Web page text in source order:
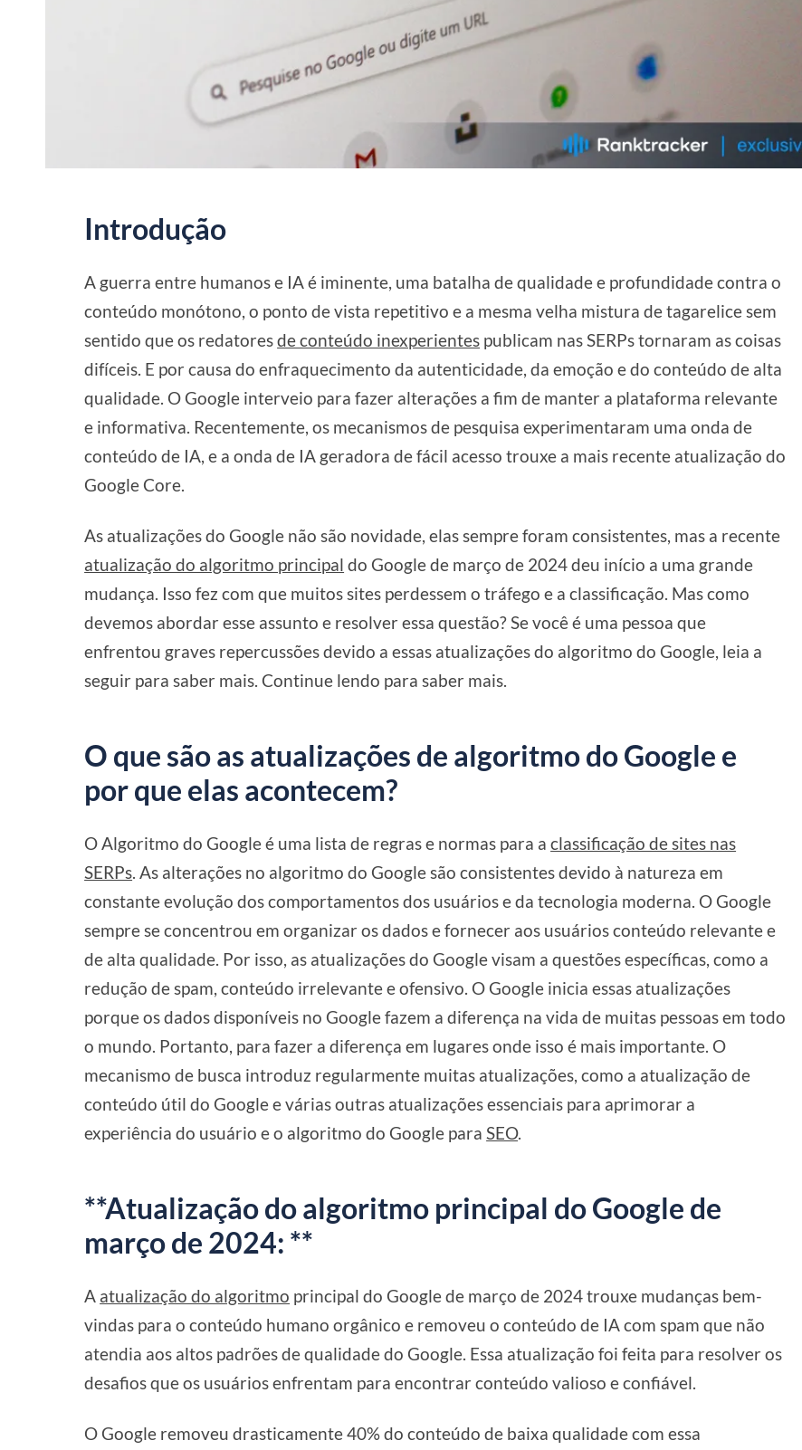
Introdução
A guerra entre humanos e IA é iminente, uma batalha de qualidade e profundidade contra o
conteúdo monótono, o ponto de vista repetitivo e a mesma velha mistura de tagarelice sem
sentido que os redatoresde conteúdo inexperientes publicam nas SERPs tornaram as coisas
difíceis. E por causa do enfraquecimento da autenticidade, da emoção e do conteúdo de alta
qualidade. O Google interveio para fazer alterações a fim de manter a plataforma relevante
e informativa. Recentemente, os mecanismos de pesquisa experimentaram uma onda de
conteúdo de IA, e a onda de IA geradora de fácil acesso trouxe a mais recente atualização do
Google Core.
As atualizações do Google não são novidade, elas sempre foram consistentes, mas a recente
atualização do algoritmo principal do Google de março de 2024 deu início a uma grande
mudança. Isso fez com que muitos sites perdessem o tráfego e a classificação. Mas como
devemos abordar esse assunto e resolver essa questão? Se você é uma pessoa que
enfrentou graves repercussões devido a essas atualizações do algoritmo do Google, leia a
seguir para saber mais. Continue lendo para saber mais.
O que são as atualizações de algoritmo do Google e
por que elas acontecem?
O Algoritmo do Google é uma lista de regras e normas para aclassificação de sites nas
SERPs . As alterações no algoritmo do Google são consistentes devido à natureza em
constante evolução dos comportamentos dos usuários e da tecnologia moderna. O Google
sempre se concentrou em organizar os dados e fornecer aos usuários conteúdo relevante e
de alta qualidade. Por isso, as atualizações do Google visam a questões específicas, como a
redução de spam, conteúdo irrelevante e ofensivo. O Google inicia essas atualizações
porque os dados disponíveis no Google fazem a diferença na vida de muitas pessoas em todo
o mundo. Portanto, para fazer a diferença em lugares onde isso é mais importante. O
mecanismo de busca introduz regularmente muitas atualizações, como a atualização de
conteúdo útil do Google e várias outras atualizações essenciais para aprimorar a
experiência do usuário e o algoritmo do Google para SEO.
**Atualização do algoritmo principal do Google de
março de 2024: **
A atualização do algoritmo principal do Google de março de 2024 trouxe mudanças bem-
vindas para o conteúdo humano orgânico e removeu o conteúdo de IA com spam que não
atendia aos altos padrões de qualidade do Google. Essa atualização foi feita para resolver os
desafios que os usuários enfrentam para encontrar conteúdo valioso e confiável.
O Google removeu drasticamente 40% do conteúdo de baixa qualidade com essa